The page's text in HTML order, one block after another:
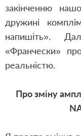
закінченню
дружині
напишіть».
«Франчески»
реальністю.
Про зміну